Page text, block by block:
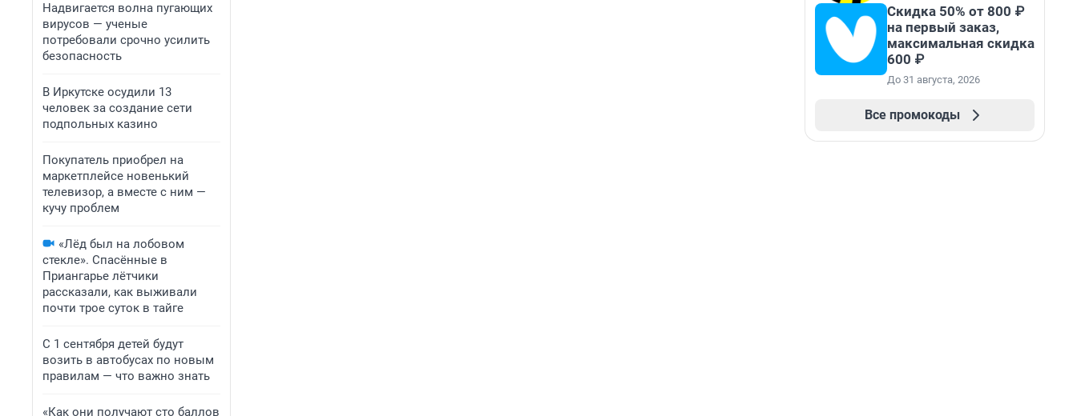
Надвигается волна пугающих
вирусов — ученые
потребовали срочно усилить
безопасность
В Иркутске осудили 13
человек за создание сети
подпольных казино
Покупатель приобрел на
маркетплейсе новенький
телевизор, а вместе с ним —
кучу проблем
«Лёд был на лобовом
стекле». Спасённые в
Приангарье лётчики
рассказали, как выживали
почти трое суток в тайге
С 1 сентября детей будут
возить в автобусах по новым
правилам — что важно знать
«Как они получают сто баллов
Скидка 50% от 800 ₽
на первый заказ,
максимальная скидка
600 ₽
До 31 августа, 2026
Все промокоды